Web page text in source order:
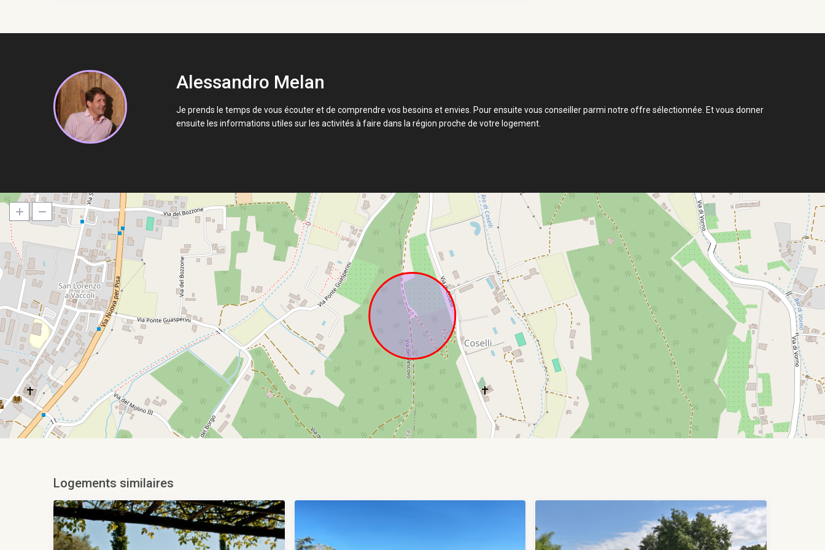
Alessandro Melan
Je prends le temps de vous écouter et de comprendre vos besoins et envies. Pour ensuite vous conseiller parmi notre offre sélectionnée. Et vous donner
ensuite les informations utiles sur les activités à faire dans la région proche de votre logement.
Logements similaires